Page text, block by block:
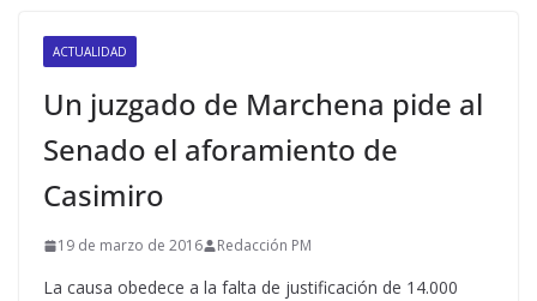
ACTUALIDAD
Un juzgado de Marchena pide al
Senado el aforamiento de
Casimiro
19 de marzo de 2016 Redacción PM
La causa obedece a la falta de justificación de 14.000